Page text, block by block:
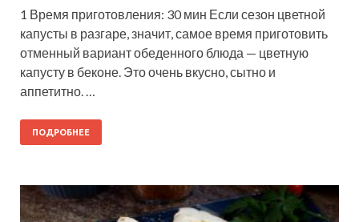
1 Время приготовления: 30 мин Если сезон цветной
капусты в разгаре, значит, самое время приготовить
отменный вариант обеденного блюда — цветную
капусту в беконе. Это очень вкусно, сытно и
аппетитно. …
ПОДРОБНЕЕ